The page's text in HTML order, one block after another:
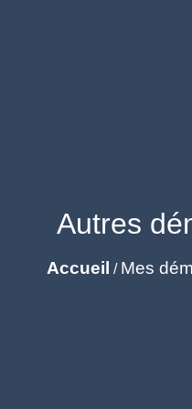
Autres
Accueil / Mes